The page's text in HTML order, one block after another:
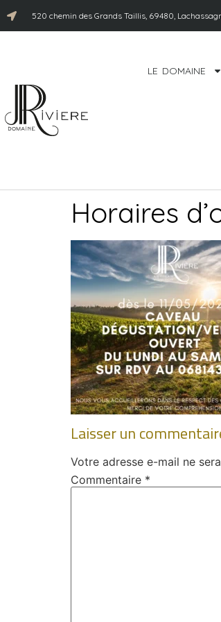
520 chemin des Grands Taillis, 69480,
LE DOMAINE
Horaires
Laisser un
Votre adresse e-mail ne
Commentaire *